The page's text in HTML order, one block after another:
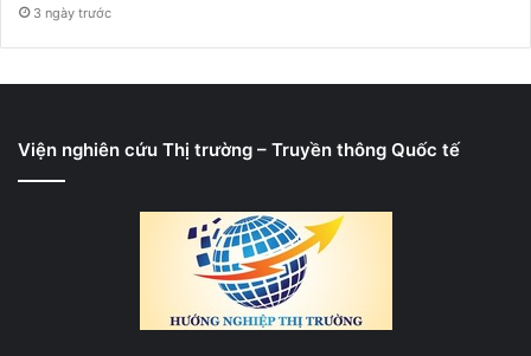
3 ngày trước
Viện nghiên cứu Thị trường – Truyền thông Quốc tế